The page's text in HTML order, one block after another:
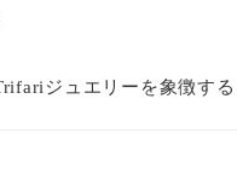
ジュエリーを象徴す